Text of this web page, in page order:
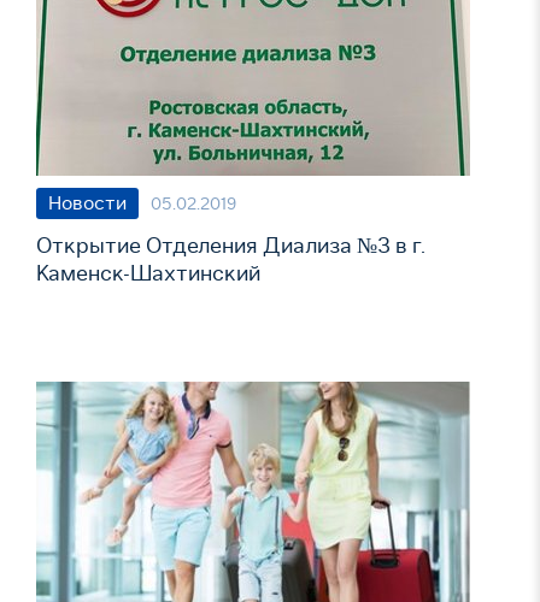
Новости 05.02.2019
Открытие Отделения Диализа №3 в г.
Каменск-Шахтинский